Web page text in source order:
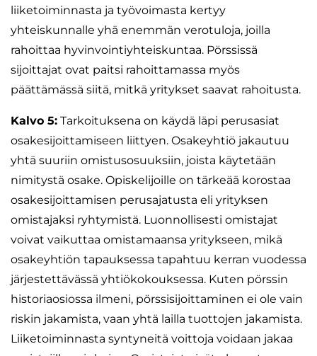
liiketoiminnasta ja työvoimasta kertyy
yhteiskunnalle yhä enemmän verotuloja, joilla
rahoittaa hyvinvointiyhteiskuntaa. Pörssissä
sijoittajat ovat paitsi rahoittamassa myös
päättämässä siitä, mitkä yritykset saavat rahoitusta.
Kalvo 5: Tarkoituksena on käydä läpi perusasiat
osakesijoittamiseen liittyen. Osakeyhtiö jakautuu
yhtä suuriin omistusosuuksiin, joista käytetään
nimitystä osake. Opiskelijoille on tärkeää korostaa
osakesijoittamisen perusajatusta eli yrityksen
omistajaksi ryhtymistä. Luonnollisesti omistajat
voivat vaikuttaa omistamaansa yritykseen, mikä
osakeyhtiön tapauksessa tapahtuu kerran vuodessa
järjestettävässä yhtiökokouksessa. Kuten pörssin
historiaosiossa ilmeni, pörssisijoittaminen ei ole vain
riskin jakamista, vaan yhtä lailla tuottojen jakamista.
Liiketoiminnasta syntyneitä voittoja voidaan jakaa